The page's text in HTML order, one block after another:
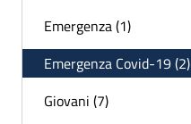
Emergenza (1)
Emergenza Covid-19 (2)
Giovani (7)